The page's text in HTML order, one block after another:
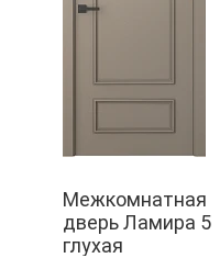
Межкомнатная
дверь Ламира 5
глухая